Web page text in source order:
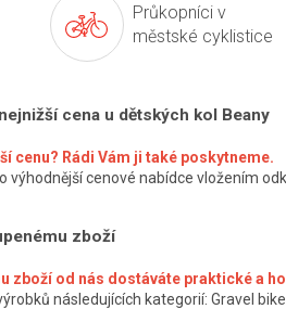
Průkopníci v
městské cyklistice
cena u dětských kol Beany
cenu? Rádi Vám ji také poskytneme.
výhodnější cenové nabídce vložením
zboží
zboží od nás dostáváte praktické a
následujících kategorií: Gravel